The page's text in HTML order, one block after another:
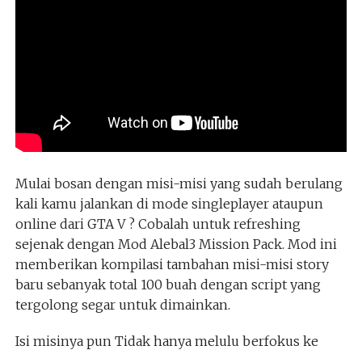
Mulai bosan dengan misi-misi yang sudah berulang
kali kamu jalankan di mode singleplayer ataupun
online dari GTA V ? Cobalah untuk refreshing
sejenak dengan Mod Alebal3 Mission Pack. Mod ini
memberikan kompilasi tambahan misi-misi story
baru sebanyak total 100 buah dengan script yang
tergolong segar untuk dimainkan.
Isi misinya pun Tidak hanya melulu berfokus ke